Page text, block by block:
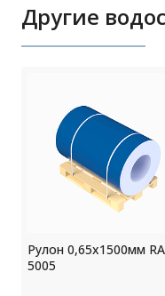
Другие
Рулон 0,65x1500мм
5005